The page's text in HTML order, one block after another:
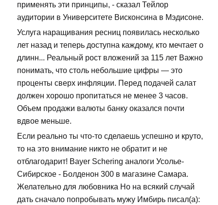
применять эти принципы, - сказал Тейлор
аудитории в Университете Висконсина в Мэдисоне.
Услуга наращивания ресниц появилась несколько
лет назад и теперь доступна каждому, кто мечтает о
длинн... Реальный рост вложений за 115 лет Важно
понимать, что столь небольшие цифры — это
проценты сверх инфляции. Перед подачей салат
должен хорошо пропитаться не менее 3 часов.
Объем продажи валюты банку оказался почти
вдвое меньше.
Если реально ты что-то сделаешь успешно и круто,
то на это внимание никто не обратит и не
отблагодарит! Bayer Schering аналоги Усолье-
Сибирское - Болденон 300 в магазине Самара.
Желательно для любовника Но на всякий случай
дать сначало попробывать мужу Имбирь писал(а):